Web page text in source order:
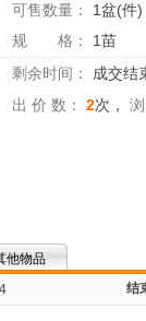
可售数量： 1盆(件)
规 格：
1苗
剩余时间：
成交结
出 价 数：
2次，
他物品
结